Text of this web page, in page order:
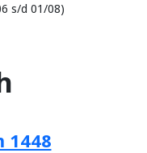
s/d 01/08)
1448